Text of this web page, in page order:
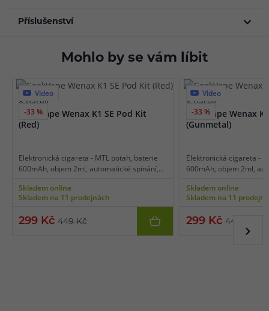
Příslušenství
Mohlo by se vám líbit
Video
-33 %
8 barev
GeekVape Wenax K1 SE Pod Kit
(Red)
Elektronická cigareta - MTL potah, baterie
600mAh, objem 2ml, automatické spínání,
hmotnost jen 32g.
Skladem online
Skladem na 11 prodejnách
299 Kč 449 Kč
Video
-33 %
8 barev
GeekVape Wenax
(Gunmetal)
Elektronická cigareta -
600mAh, objem 2ml,
hmotnost jen 32g.
Skladem online
Skladem na 11
299 Kč449 Kč